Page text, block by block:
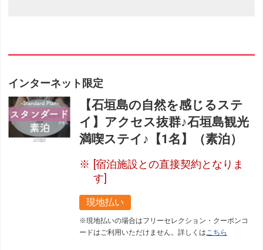
インターネット限定
【石垣島の自然を感じるステ
イ】アクセス抜群♪石垣島観光
満喫ステイ♪【1名】（素泊）
[宿泊施設との直接契約となりま
す]
現地払い
※現地払いの場合はフリーセレクション・クーポンコ
ードはご利用いただけません。詳しくはこちら